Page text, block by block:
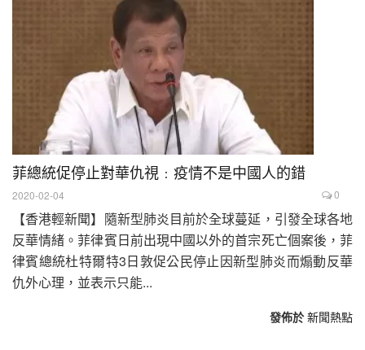
菲總統促停止對華仇視﹕疫情不是中國人的錯
2020-02-04 0
【香港輕新聞】隨新型肺炎目前於全球蔓延，引發全球各地
反華情緒。菲律賓日前出現中國以外的首宗死亡個案後，菲
律賓總統杜特爾特3日敦促公民停止因新型肺炎而煽動反華
仇外心理，並表示只能...
發佈於 新聞熱點